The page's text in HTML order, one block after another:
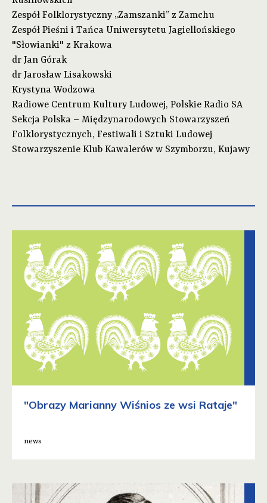
Zespół Folklorystyczny „Zamszanki” z Zamchu
Zespół Pieśni i Tańca Uniwersytetu Jagiellońskiego
"Słowianki" z Krakowa
dr Jan Górak
dr Jarosław Lisakowski
Krystyna Wodzowa
Radiowe Centrum Kultury Ludowej, Polskie Radio SA
Sekcja Polska – Międzynarodowych Stowarzyszeń
Folklorystycznych, Festiwali i Sztuki Ludowej
Stowarzyszenie Klub Kawalerów w Szymborzu, Kujawy
"Obrazy Marianny Wiśnios ze wsi Rataje"
news